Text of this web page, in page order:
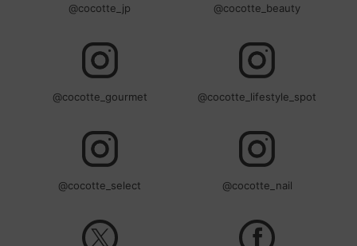
@cocotte_jp @cocotte_beauty
@cocotte_gourmet @cocotte_lifestyle_spot
@cocotte_select @cocotte_nail